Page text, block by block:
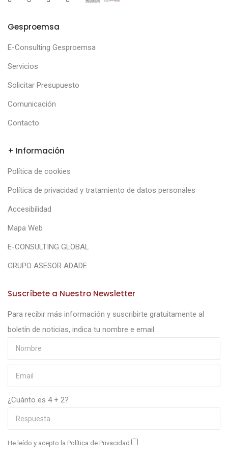
Gesproemsa
E-Consulting Gesproemsa
Servicios
Solicitar Presupuesto
Comunicación
Contacto
+ Información
Política de cookies
Política de privacidad y tratamiento de datos personales
Accesibilidad
Mapa Web
E-CONSULTING GLOBAL
GRUPO ASESOR ADADE
Suscríbete a Nuestro Newsletter
Para recibir más información y suscribirte gratuitamente al
boletín de noticias, indica tu nombre e email.
¿Cuánto es 4 + 2?
He leído y acepto la Política de Privacidad